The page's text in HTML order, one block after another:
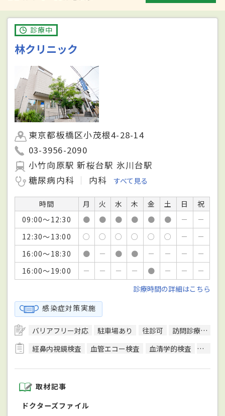
診療中
林クリニック
東京都板橋区小茂根4-28-14
03-3956-2090
小竹向原駅 新桜台駅 氷川台駅
糖尿病内科
内科 すべて見る
時間 月 火 水 木 金 土 日
祝
09:00～12:30
● ● ● ● ● ● －
－
12:30～13:00
○ ○ ○ ○ ○ ○ －
－
16:00～18:30
● － ● ● － － －
－
16:00～19:00
－ － － － ● － －
－
診療時間の詳細はこちら
感染症対策実施
バリアフリー対応 駐車場あり 往診可 訪問診療可
経鼻内視鏡検査
血管エコー検査 血清学的検査 呼吸機
取材記事
ドクターズファイル